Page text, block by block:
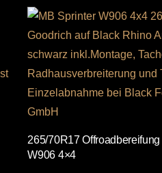
265/70R17
W906 4×4